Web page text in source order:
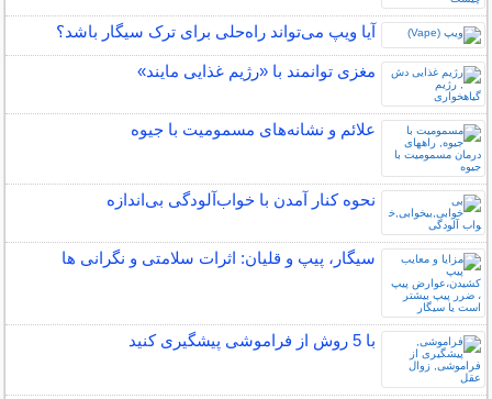
آیا ویپ می‌تواند راه‌حلی برای ترک سیگار باشد؟
مغزی توانمند با «رژیم غذایی مایند»
علائم و نشانه‌های مسمومیت با جیوه
نحوه کنار آمدن با خواب‌آلودگی بی‌اندازه
سیگار، پیپ و قلیان: اثرات سلامتی و نگرانی ها
با 5 روش از فراموشی پیشگیری کنید